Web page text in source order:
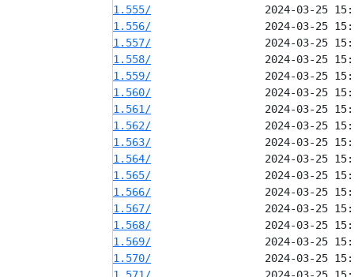
1.555/
1.556/
1.557/
1.558/
1.559/
1.560/
1.561/
1.562/
1.563/
1.564/
1.565/
1.566/
1.567/
1.568/
1.569/
1.570/